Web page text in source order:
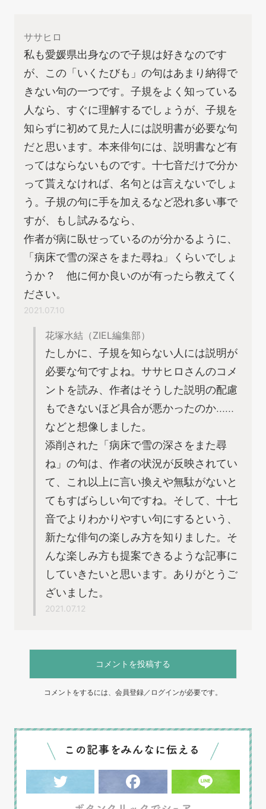
ササヒロ
私も愛媛県出身なので子規は好きなのです
が、この「いくたびも」の句はあまり納得で
きない句の一つです。子規をよく知っている
人なら、すぐに理解するでしょうが、子規を
知らずに初めて見た人には説明書が必要な句
だと思います。本来俳句には、説明書など有
ってはならないものです。十七音だけで分か
って貰えなければ、名句とは言えないでしょ
う。子規の句に手を加えるなど恐れ多い事で
すが、もし試みるなら、
作者が病に臥せっているのが分かるように、
「病床で雪の深さをまた尋ね」くらいでしょ
うか？ 他に何か良いのが有ったら教えてく
ださい。
2021.07.10
花塚水結（ZIEL編集部）
たしかに、子規を知らない人には説明が
必要な句ですよね。ササヒロさんのコメ
ントを読み、作者はそうした説明の配慮
もできないほど具合が悪かったのか……
などと想像しました。
添削された「病床で雪の深さをまた尋
ね」の句は、作者の状況が反映されてい
て、これ以上に言い換えや無駄がないと
てもすばらしい句ですね。そして、十七
音でよりわかりやすい句にするという、
新たな俳句の楽しみ方を知りました。そ
んな楽しみ方も提案できるような記事に
していきたいと思います。ありがとうご
ざいました。
2021.07.12
コメントを投稿する
コメントをするには、会員登録／ログインが必要です。